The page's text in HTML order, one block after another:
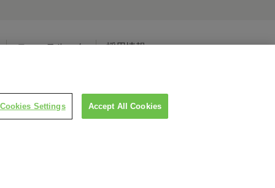
ニュースルーム 採用情報
Cookies Settings Accept All Cookies